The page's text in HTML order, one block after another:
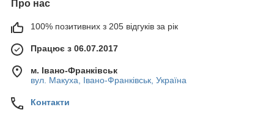
Про нас
100% позитивних з 205 відгуків за рік
Працює з 06.07.2017
м. Івано-Франківськ
вул. Макуха, Івано-Франківськ, Україна
Контакти